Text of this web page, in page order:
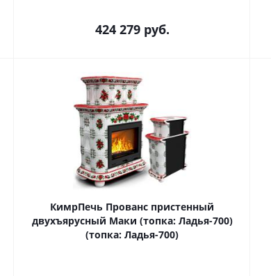
424 279руб.
КимрПечь Прованс пристенный
двухъярусный Маки (топка: Ладья-700)
(топка: Ладья-700)